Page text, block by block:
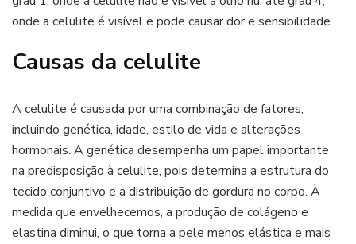
onde a celulite é visível e pode causar dor e sensibilidade.
Causas da celulite
A celulite é causada por uma combinação de fatores,
incluindo genética, idade, estilo de vida e alterações
hormonais. A genética desempenha um papel importante
na predisposição à celulite, pois determina a estrutura do
tecido conjuntivo e a distribuição de gordura no corpo. À
medida que envelhecemos, a produção de colágeno e
elastina diminui, o que torna a pele menos elástica e mais